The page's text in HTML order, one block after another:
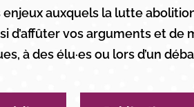
auxquels la lutte
d’affûter vos arguments et de
à des élu·es ou lors d’un